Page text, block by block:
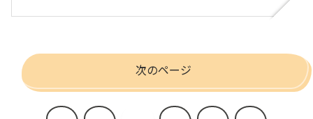
次のページ